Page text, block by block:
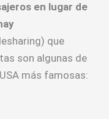
en lugar de
que
son algunas de
más famosas: